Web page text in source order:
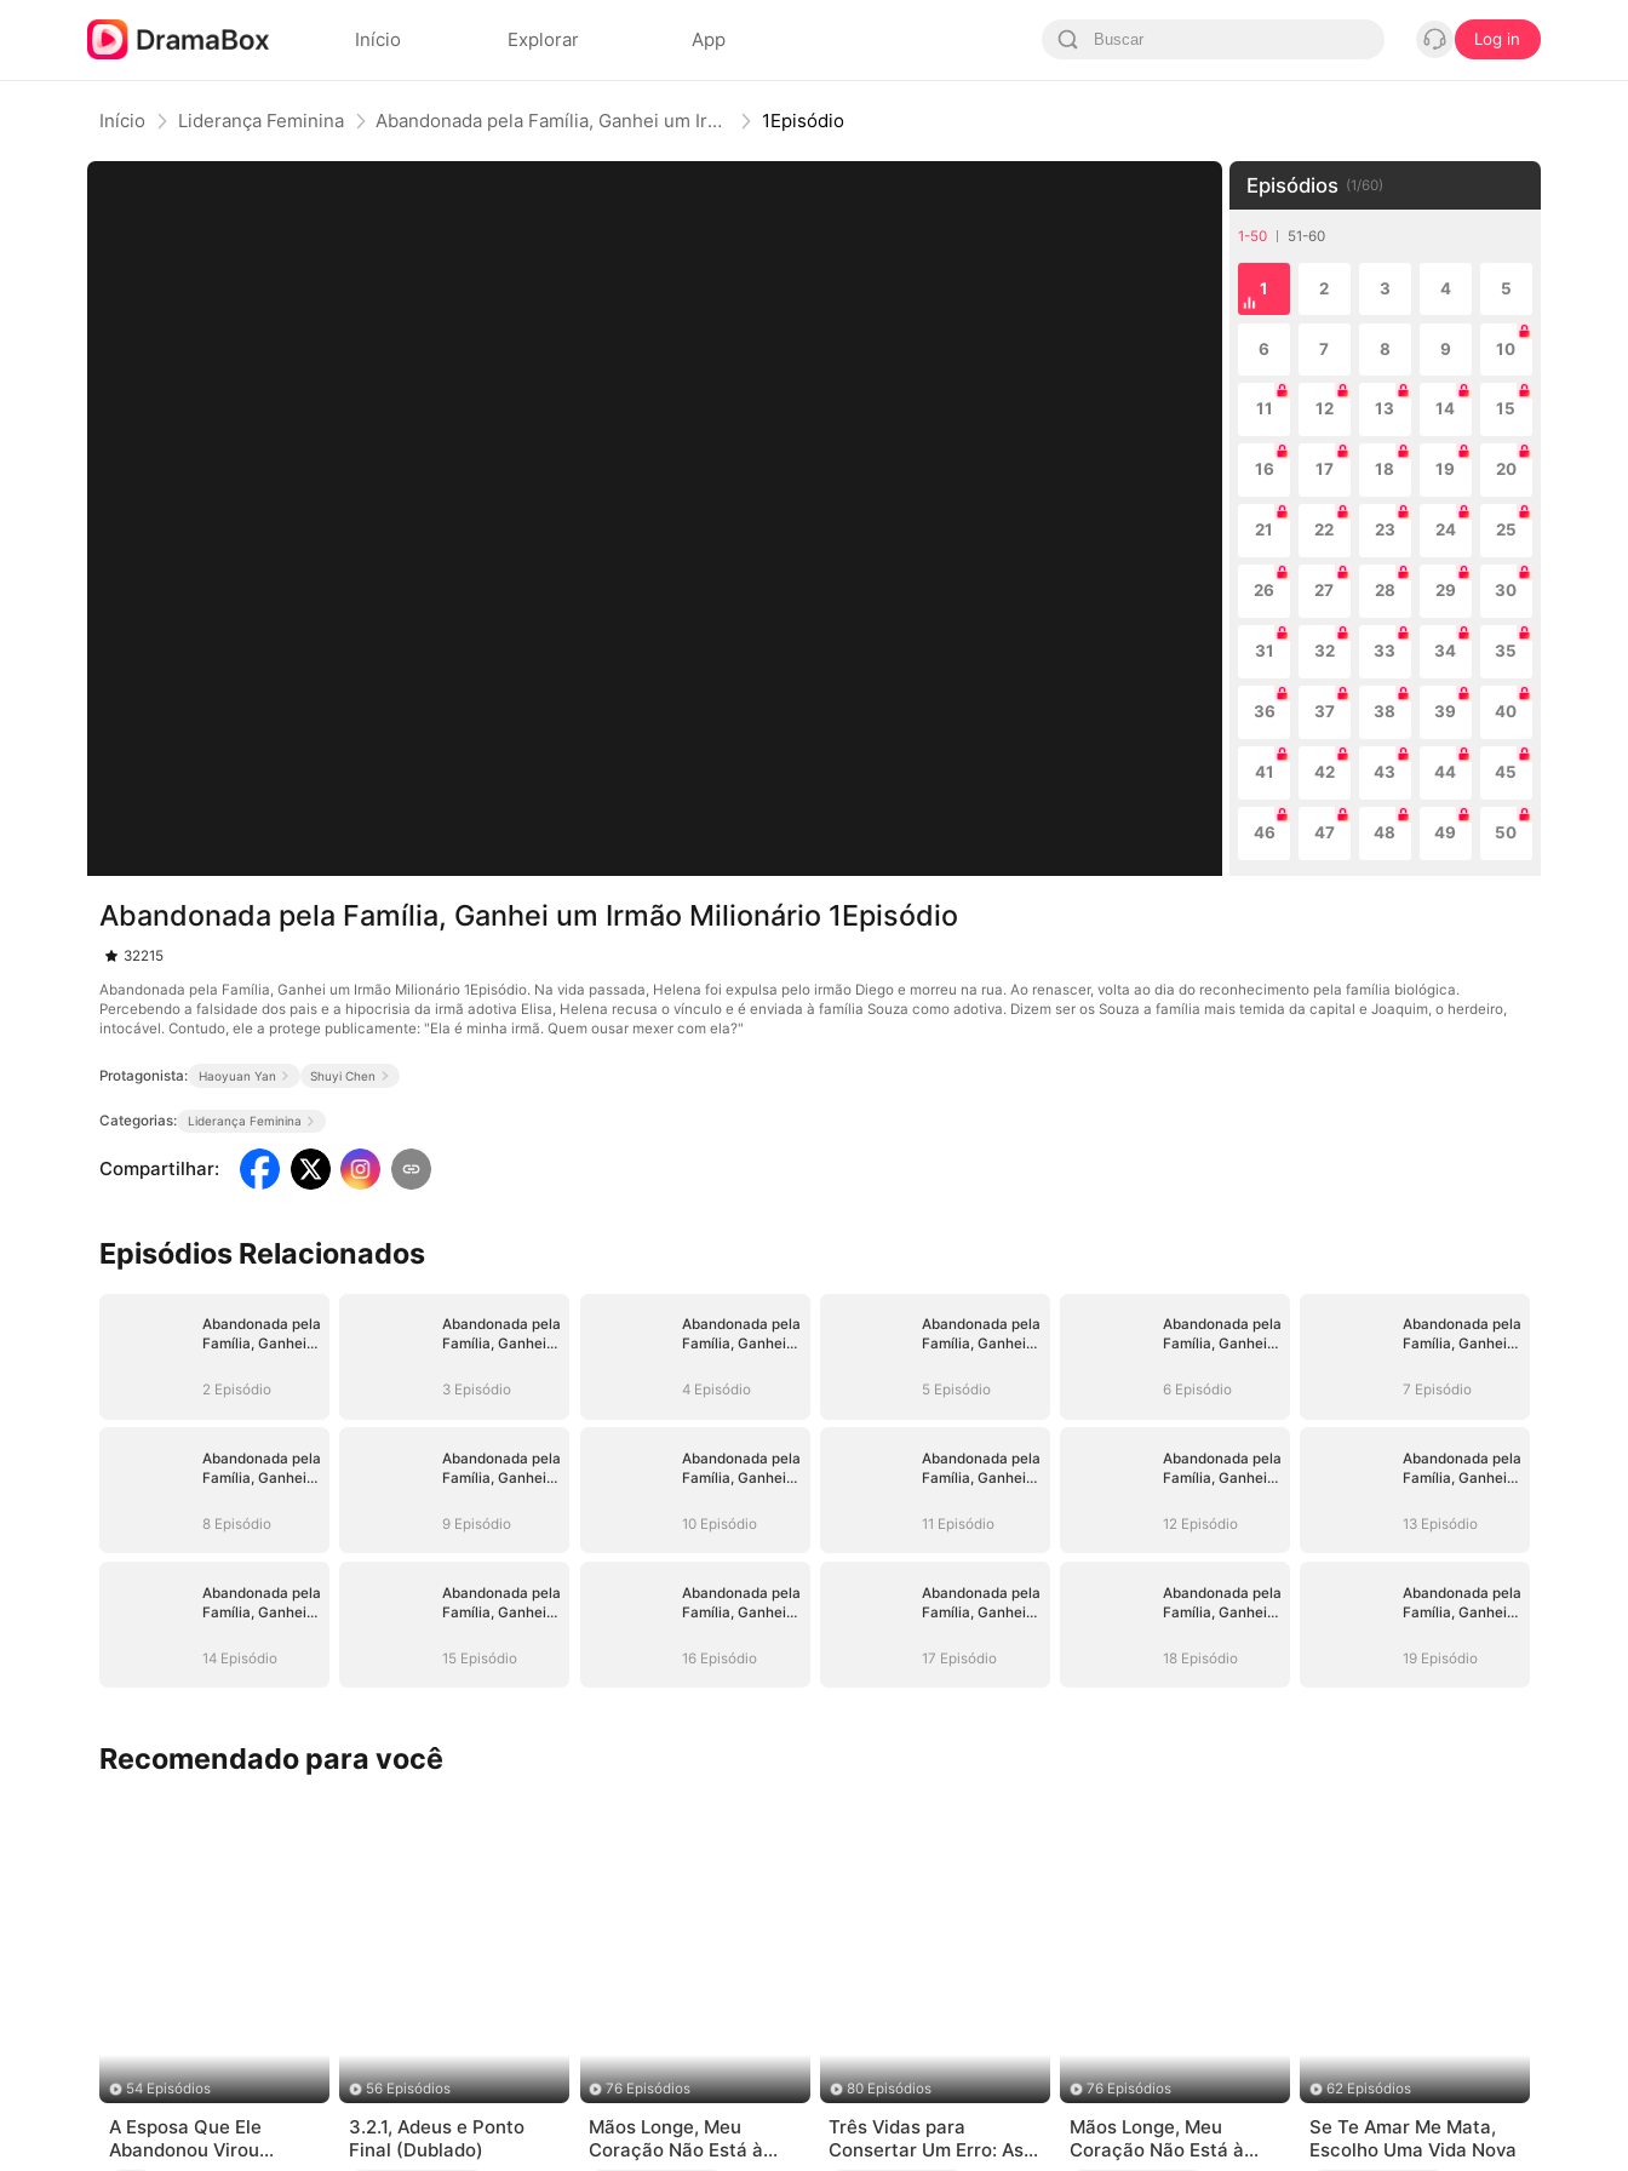
Início Explorar App Log in
Início Liderança Feminina Abandonada pela Família, Ganhei um Irmão Milionário 1Episódio
Episódios (1/60)
1-50 51-60
1 2 3 4 5
6 7 8 9 10
11 12 13 14 15
16 17 18 19 20
21 22 23 24 25
26 27 28 29 30
31 32 33 34 35
36 37 38 39 40
41 42 43 44 45
46 47 48 49 50
Abandonada pela Família, Ganhei um Irmão Milionário 1Episódio
32215
Abandonada pela Família, Ganhei um Irmão Milionário 1Episódio. Na vida passada, Helena foi expulsa pelo irmão Diego e morreu na rua. Ao renascer, volta ao dia do reconhecimento pela família biológica.
Percebendo a falsidade dos pais e a hipocrisia da irmã adotiva Elisa, Helena recusa o vínculo e é enviada à família Souza como adotiva. Dizem ser os Souza a família mais temida da capital e Joaquim, o herdeiro,
intocável. Contudo, ele a protege publicamente: "Ela é minha irmã. Quem ousar mexer com ela?"
Protagonista: Haoyuan Yan Shuyi Chen
Categorias: Liderança Feminina
Compartilhar:
Episódios Relacionados
Abandonada pela
Família, Ganhei
Milionário
2 Episódio
Abandonada pela
Família, Ganhei
Milionário
3 Episódio
Abandonada pela
Família, Ganhei
Milionário
4 Episódio
Abandonada pela
Família, Ganhei
Milionário
5 Episódio
Abandonada pela
Família, Ganhei
Milionário
6 Episódio
Abandonada pela
Família, Ganhei
Milionário
7 Episódio
Abandonada pela
Família, Ganhei
Milionário
8 Episódio
Abandonada pela
Família, Ganhei
Milionário
9 Episódio
Abandonada pela
Família, Ganhei
Milionário
10 Episódio
Abandonada pela
Família, Ganhei
Milionário
11 Episódio
Abandonada pela
Família, Ganhei
Milionário
12 Episódio
Abandonada pela
Família, Ganhei
Milionário
13 Episódio
Abandonada pela
Família, Ganhei
Milionário
14 Episódio
Abandonada pela
Família, Ganhei
Milionário
15 Episódio
Abandonada pela
Família, Ganhei
Milionário
16 Episódio
Abandonada pela
Família, Ganhei
Milionário
17 Episódio
Abandonada pela
Família, Ganhei
Milionário
18 Episódio
Abandonada pela
Família, Ganhei
Milionário
19 Episódio
Recomendado para você
54 Episódios
A Esposa Que Ele
Abandonou Virou
56 Episódios
3.2.1, Adeus e Ponto
Final (Dublado)
76 Episódios
Mãos Longe, Meu
Coração Não Está à
80 Episódios
Três Vidas para
Consertar Um Erro: As
76 Episódios
Mãos Longe, Meu
Coração Não Está à
62 Episódios
Se Te Amar Me Mata,
Escolho Uma Vida Nova